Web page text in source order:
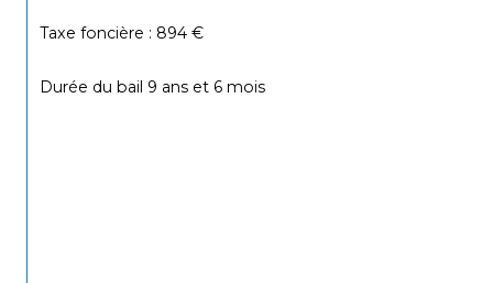
Taxe foncière : 894 €
Durée du bail 9 ans et 6 mois